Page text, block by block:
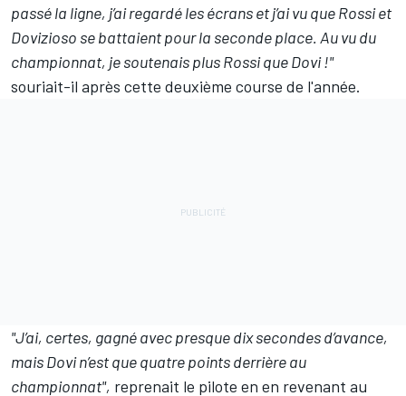
passé la ligne, j’ai regardé les écrans et j’ai vu que Rossi et
Dovizioso se battaient pour la seconde place. Au vu du
championnat, je soutenais plus Rossi que Dovi !"
souriait-il après cette deuxième course de l'année.
"J’ai, certes, gagné avec presque dix secondes d’avance,
mais Dovi n’est que quatre points derrière au
championnat", reprenait le pilote en en revenant au